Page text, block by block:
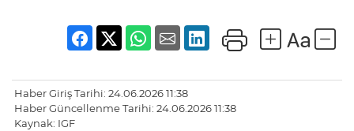
Haber Giriş Tarihi: 24.06.2026 11:38
Haber Güncellenme Tarihi: 24.06.2026 11:38
Kaynak: IGF